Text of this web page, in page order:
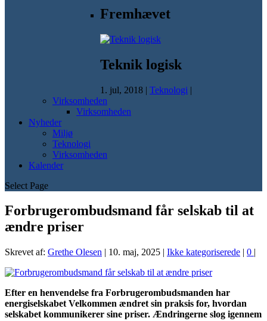
Fremhævet
Teknik logisk
1. jul, 2018 | Teknologi |
Virksomheden
Virksomheden
Nyheder
Miljø
Teknologi
Virksomheden
Kalender
Select Page
Forbrugerombudsmand får selskab til at
ændre priser
Skrevet af: Grethe Olesen | 10. maj, 2025 | Ikke kategoriserede | 0 |
Efter en henvendelse fra Forbrugerombudsmanden har
energiselskabet Velkommen ændret sin praksis for, hvordan
selskabet kommunikerer sine priser. Ændringerne slog igennem